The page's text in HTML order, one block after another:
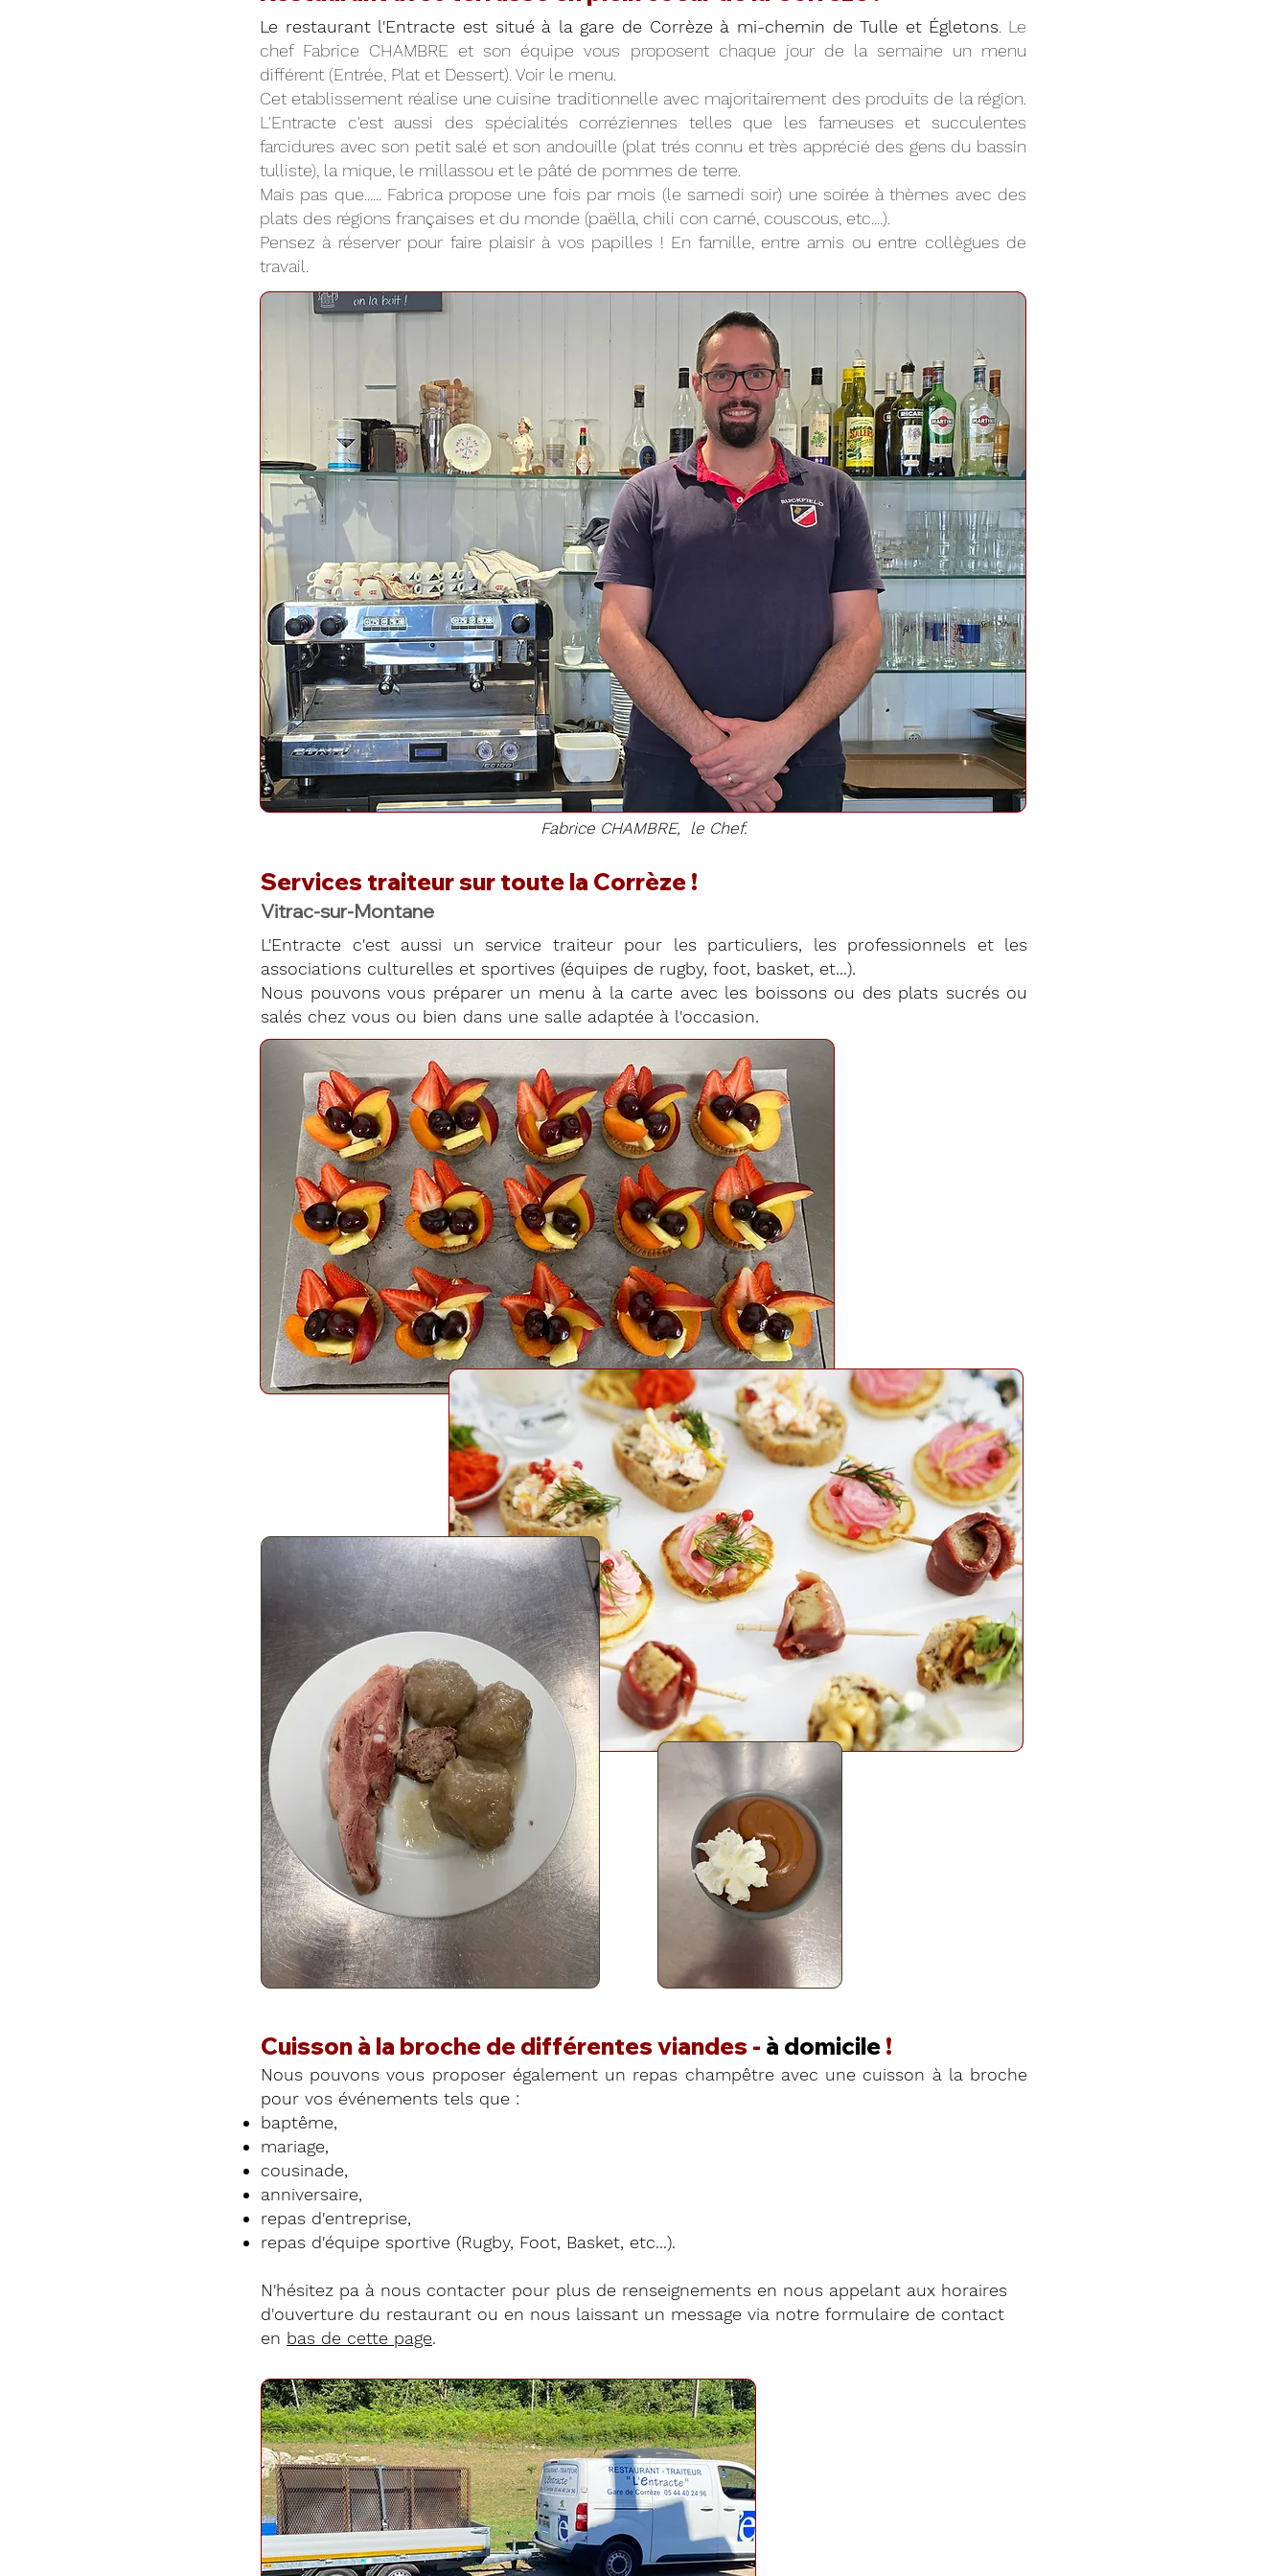
Le restaurant l'Entracte est situé à la gare de Corrèze à mi-chemin de Tulle et Égletons . Le
chef Fabrice CHAMBRE et son équipe vous proposent chaque jour de la semaine un menu
différent (Entrée, Plat et Dessert). Voir le menu.
Cet etablissement réalise une cuisine traditionnelle avec majoritairement des produits de la région.
L'Entracte c'est aussi des spécialités corréziennes telles que les fameuses et succulentes
farcidures avec son petit salé et son andouille (plat trés connu et très apprécié des gens du bassin
tulliste), la mique, le millassou et le pâté de pommes de terre.
Mais pas que...... Fabrica propose une fois par mois (le samedi soir) une soirée à thèmes avec des
plats des régions françaises et du monde (paëlla, chili con carné, couscous, etc....).
Pensez à réserver pour faire plaisir à vos papilles ! En famille, entre amis ou entre collègues de
travail.
Fabrice CHAMBRE, le Chef.
Services traiteur sur toute la Corrèze !
Vitrac-sur-Montane
L'Entracte c'est aussi un service traiteur pour les particuliers, les professionnels et les
associations culturelles et sportives (équipes de rugby, foot, basket, et...).
Nous pouvons vous préparer un menu à la carte avec les boissons ou des plats sucrés ou
salés chez vous ou bien dans une salle adaptée à l'occasion.
Cuisson à la broche de différentes viandes - à domicile !
Nous pouvons vous proposer également un repas champêtre avec une cuisson à la broche
pour vos événements tels que :
baptême,
mariage,
cousinade,
anniversaire,
repas d'entreprise,
repas d'équipe sportive (Rugby, Foot, Basket, etc...).
N'hésitez pa à nous contacter pour plus de renseignements en nous appelant aux horaires
d'ouverture du restaurant ou en nous laissant un message via notre formulaire de contact
en bas de cette page.